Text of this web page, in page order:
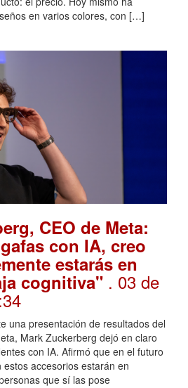
en varios colores, con […]
CEO de Meta:
con IA, creo
estarás en
cognitiva" . 03 de
una presentación de resultados del
Mark Zuckerberg dejó en claro
con IA. Afirmó que en el futuro
accesorios estarán en
que sí las pose